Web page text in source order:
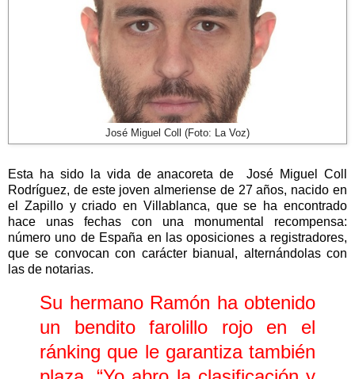
José Miguel Coll (Foto: La Voz)
Esta ha sido la vida de anacoreta deJosé Miguel Coll
Rodríguez, de este joven almeriense de 27 años, nacido en
el Zapilloy criado en Villablanca, que se ha encontrado
hace unas fechas con una monumental recompensa:
número uno de España en las oposiciones a registradores,
que se convocan con carácter bianual, alternándolas con
las de notarias.
Su hermano Ramón ha obtenido
un bendito farolillo rojo en el
ránking que le garantiza también